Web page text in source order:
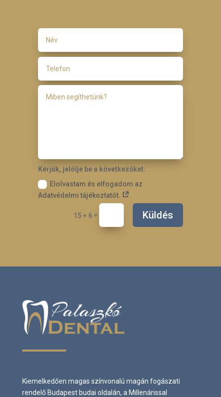
Kérjük, jelölje be a következőket:
Elolvastam és elfogadom az
Adatvédelmi tájékoztatót.
15 + 6= Küldés
Kiemelkedően magas színvonalú magán fogászati
rendelő Budapest budai oldalán, a Millenárissal